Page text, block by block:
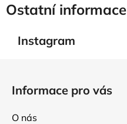
Ostatní informace
Instagram
Informace pro vás
O nás